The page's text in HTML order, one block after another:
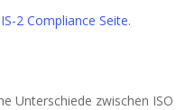
2 Compliance Seite.
Unterschiede zwischen